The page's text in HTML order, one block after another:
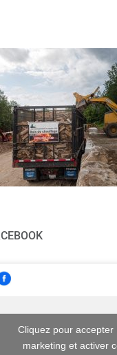
Cliquez pour accepter
marketing et activer